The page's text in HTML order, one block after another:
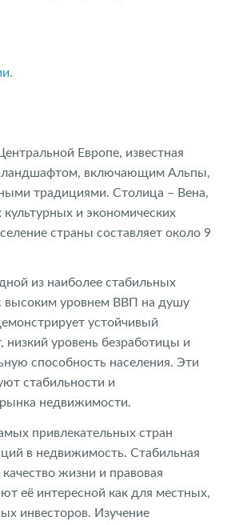
Европе, известная
включающим Альпы,
традициями. Столица – Вена,
и экономических
страны составляет около 9
из наиболее стабильных
высоким уровнем ВВП на душу
устойчивый
низкий уровень безработицы и
способность населения. Эти
стабильности и
недвижимости.
привлекательных стран
в недвижимость. Стабильная
жизни и правовая
её интересной как для местных,
инвесторов. Изучение